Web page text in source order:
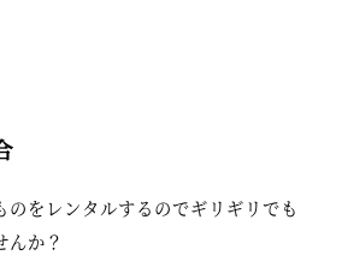
のをレンタルするのでギリギリでも
んか？